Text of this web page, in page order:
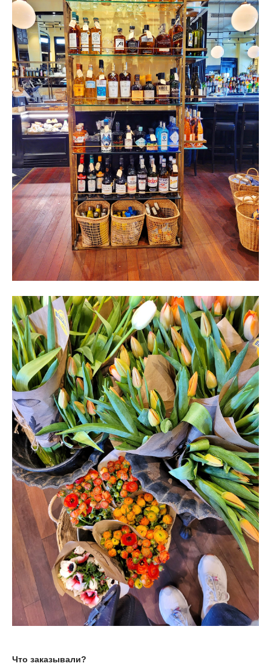
Что заказывали?